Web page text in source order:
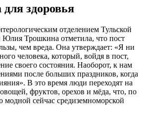
здоровья
отделением Тульской
Юлия Трошкина отметила, что пост
чем вреда. Она утверждает: «Я ни
человека, который, войдя в пост,
своего состояния. Наоборот, к нам
после больших праздников, когда
В это время люди переходят на
фруктов, орехов и мёда, что, по
модной сейчас средиземноморской